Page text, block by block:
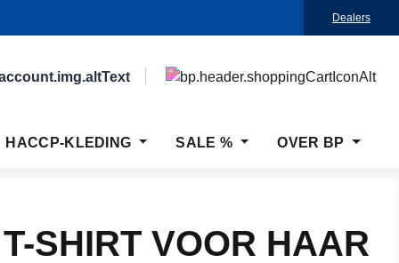
Dealers
HACCP-KLEDING SALE % OVER BP
SHIRT VOOR HAAR